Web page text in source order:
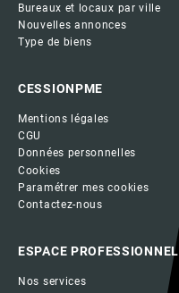
Bureaux et locaux par ville
Nouvelles annonces
Type de biens
CESSIONPME
Mentions légales
CGU
Données personnelles
Cookies
Paramétrer mes cookies
Contactez-nous
ESPACE PROFESSIONNEL
Nos services